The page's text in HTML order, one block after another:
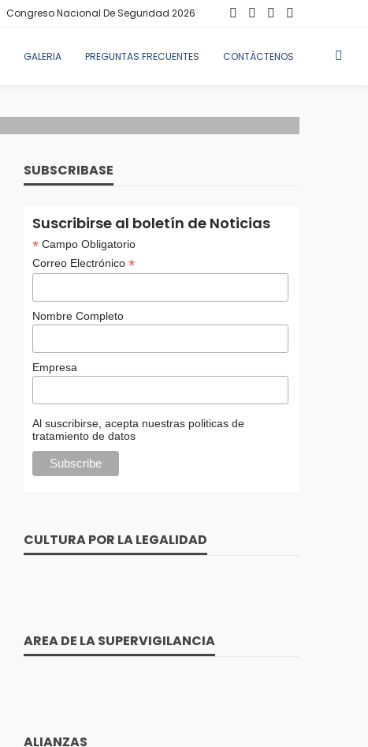
Congreso Nacional De Seguridad 2026
GALERIA PREGUNTAS FRECUENTES CONTÁCTENOS
SUBSCRIBASE
Suscribirse al boletín de Noticias
*Campo Obligatorio
Correo Electrónico *
Nombre Completo
Empresa
Al suscribirse, acepta nuestras politicas de
tratamiento de datos
CULTURA POR LA LEGALIDAD
AREA DE LA SUPERVIGILANCIA
ALIANZAS